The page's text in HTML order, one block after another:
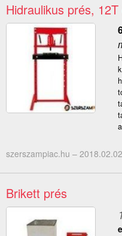
Hidraulikus prés,
szerszampiac.hu –
Brikett prés